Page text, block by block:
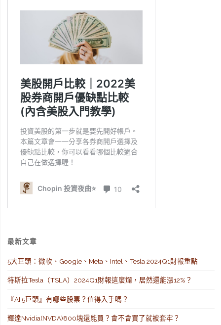
最新文章
5大巨頭：微軟、Google、Meta、Intel、Tesla 2024Q1財報重點
特斯拉Tesla（TSLA）2024Q1財報這麼爛，居然還能漲12%？
『AI 5巨頭』有哪些股票？值得入手嗎？
輝達Nvidia(NVDA)800塊還能買？會不會買了就被套牢？